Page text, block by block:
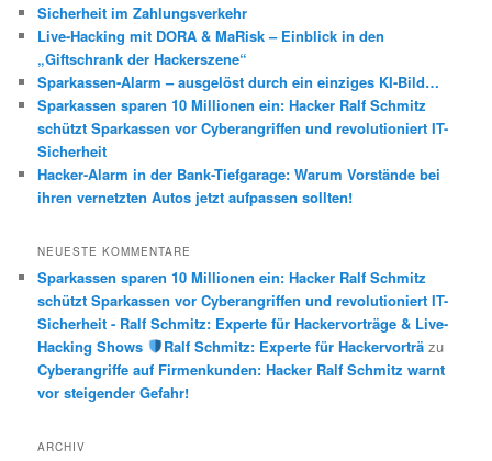
n
Sicherheit im Zahlungsverkehr
Live-Hacking mit DORA & MaRisk – Einblick in den
„Giftschrank der Hackerszene“
Sparkassen-Alarm – ausgelöst durch ein einziges KI-Bild…
Sparkassen sparen 10 Millionen ein: Hacker Ralf Schmitz
schützt Sparkassen vor Cyberangriffen und revolutioniert IT-
Sicherheit
Hacker-Alarm in der Bank-Tiefgarage: Warum Vorstände bei
ihren vernetzten Autos jetzt aufpassen sollten!
NEUESTE KOMMENTARE
Sparkassen sparen 10 Millionen ein: Hacker Ralf Schmitz
schützt Sparkassen vor Cyberangriffen und revolutioniert IT-
Sicherheit - Ralf Schmitz: Experte für Hackervorträge & Live-
Hacking Shows
Ralf Schmitz: Experte für Hackervorträzu
Cyberangriffe auf Firmenkunden: Hacker Ralf Schmitz warnt
vor steigender Gefahr!
ARCHIV